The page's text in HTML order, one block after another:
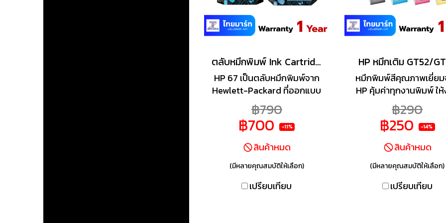
ตลับหมึกพิมพ์ Ink Cartridge HP 67
HP 67 เป็นตลับหมึกพิมพ์จาก
Hewlett-Packard ที่ออกแบบ
มาสำหรับเครื่องพิมพ์อิงค์เจ็
ทรุ่นใหม่ เช่น HP DeskJet และ
Envy ซีรีส์ ให้คุณภาพงานพิมพ์
ที่คมชัดทั้งข้อความและภาพสี
เหมาะสำหรับการใช้งานทั่วไปใน
บ้านหรือสำนักงาน
฿790
฿700 -11%
สินค้าหมด
(มีหลายคุณสมบัติให้เลือก)
เปรียบเทียบ
HP หมึกเติม GT52/
หมึกพิมพ์สีคุณภาพเยี่ยม
HP คุ้มค่าทุกงานพิมพ์ ให้
ของคุณสมบูรณ์แบบ อย่าง
ติให้ทุกการพิมพ์ของคุณ
ภาพและตัวอักษรที่คมชัด
เพื่องานพิมพ์ที่สมบูรณ์แ
ของคุณ
฿290
฿250 -14%
สินค้าหมด
(มีหลายคุณสมบัติให้เลือก)
เปรียบเทียบ